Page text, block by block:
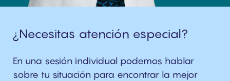
¿Necesitas atención especial?
En una sesión individual podemos hablar
sobre tu situación para encontrar la mejor